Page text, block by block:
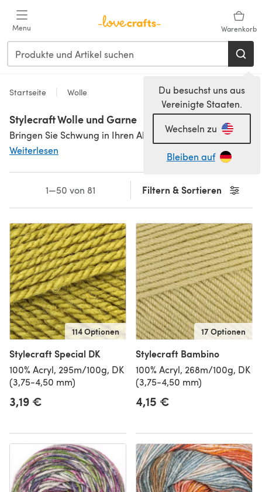
Menu Warenkorb
Du besuchst uns aus
Vereinigte Staaten.
Wechseln zu
Bleiben auf
Startseite Wolle
Stylecraft Wolle und Garne
Weiterlesen
Filtern & Sortieren
1—50 von 81
114 Optionen
Stylecraft Special DK
100% Acryl, 295m/100g, DK
(3,75-4,50 mm)
3,19 €
17 Optionen
Stylecraft Bambino
100% Acryl, 268m/100g, DK
(3,75-4,50 mm)
4,15 €